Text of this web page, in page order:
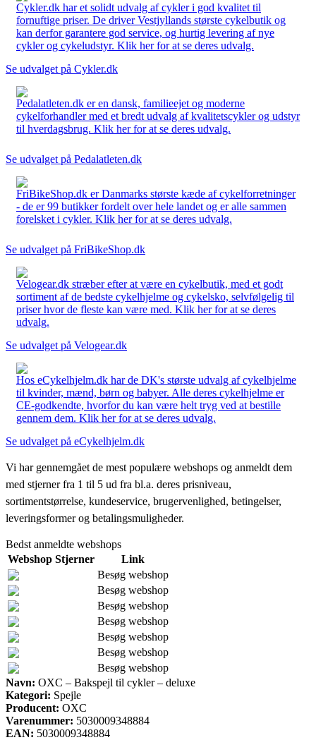
Cykler.dk har et solidt udvalg af cykler i god kvalitet til
fornuftige priser. De driver Vestjyllands største cykelbutik og
kan derfor garantere god service, og hurtig levering af nye
cykler og cykeludstyr. Klik her for at se deres udvalg.
Se udvalget på Cykler.dk
Pedalatleten.dk er en dansk, familieejet og moderne
cykelforhandler med et bredt udvalg af kvalitetscykler og udstyr
til hverdagsbrug. Klik her for at se deres udvalg.
Se udvalget på Pedalatleten.dk
FriBikeShop.dk er Danmarks største kæde af cykelforretninger
- de er 99 butikker fordelt over hele landet og er alle sammen
forelsket i cykler. Klik her for at se deres udvalg.
Se udvalget på FriBikeShop.dk
Velogear.dk stræber efter at være en cykelbutik, med et godt
sortiment af de bedste cykelhjelme og cykelsko, selvfølgelig til
priser hvor de fleste kan være med. Klik her for at se deres
udvalg.
Se udvalget på Velogear.dk
Hos eCykelhjelm.dk har de DK's største udvalg af cykelhjelme
til kvinder, mænd, børn og babyer. Alle deres cykelhjelme er
CE-godkendte, hvorfor du kan være helt tryg ved at bestille
gennem dem. Klik her for at se deres udvalg.
Se udvalget på eCykelhjelm.dk
Vi har gennemgået de mest populære webshops og anmeldt dem
med stjerner fra 1 til 5 ud fra bl.a. deres prisniveau,
sortimentstørrelse, kundeservice, brugervenlighed, betingelser,
leveringsformer og betalingsmuligheder.
Bedst anmeldte webshops
Webshop Stjerner
Link
Besøg webshop
Besøg webshop
Besøg webshop
Besøg webshop
Besøg webshop
Besøg webshop
Besøg webshop
Navn: OXC – Bakspejl til cykler – deluxe
Kategori: Spejle
Producent: OXC
Varenummer: 5030009348884
EAN: 5030009348884